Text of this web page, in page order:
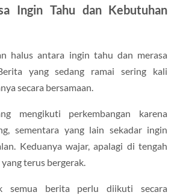
Ingin Tahu dan Kebutuhan
halus antara ingin tahu dan merasa
yang sedang ramai sering kali
secara bersamaan.
mengikuti perkembangan karena
sementara yang lain sekadar ingin
Keduanya wajar, apalagi di tengah
terus bergerak.
semua berita perlu diikuti secara